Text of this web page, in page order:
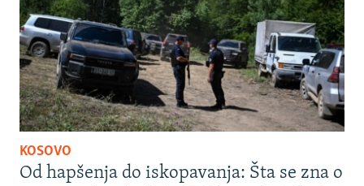
KOSOVO
Od hapšenja do iskopavanja: Šta se zna o